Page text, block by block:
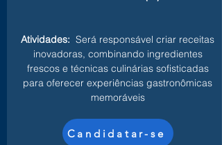
Atividades: Será responsável criar receitas
inovadoras, combinando ingredientes
frescos e técnicas culinárias sofisticadas
para oferecer experiências gastronômicas
memoráveis
Candidatar-se